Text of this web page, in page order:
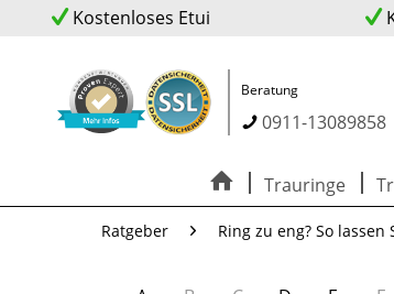
Kostenloses Etui
Beratung
0911-13089858
Trauringe
Ratgeber Ring zu eng? So